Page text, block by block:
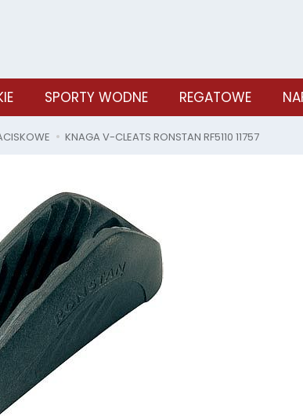
SPORTY WODNE REGATOWE
KNAGA V-CLEATS RONSTAN RF5110 11757